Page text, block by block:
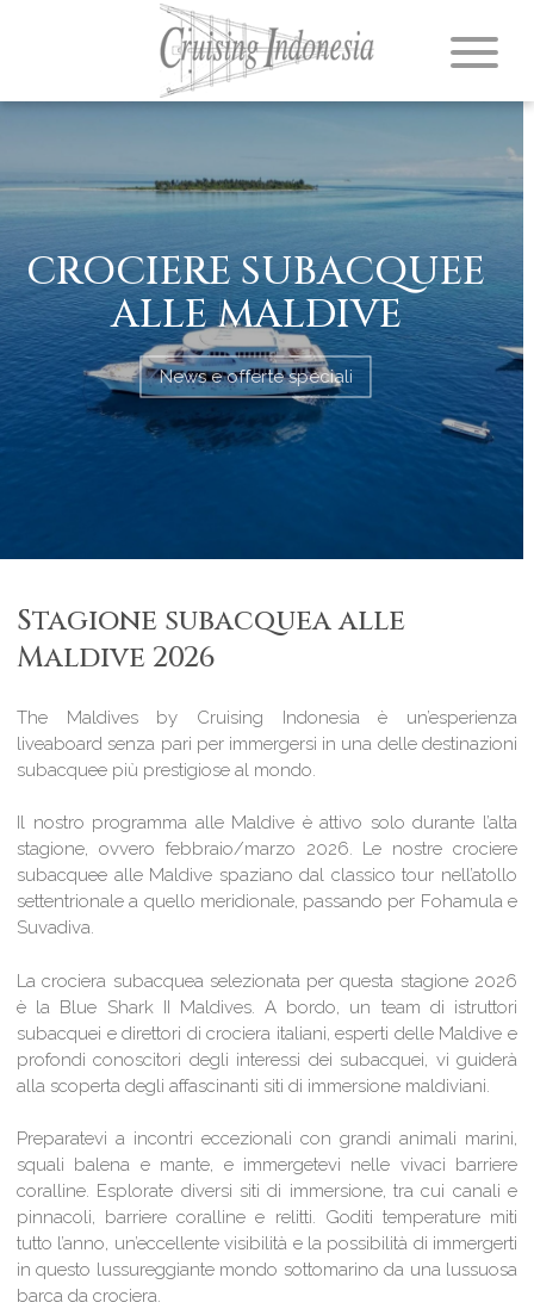
CROCIERE SUBACQUEE
ALLE MALDIVE
News e offerte speciali
Stagione subacquea alle
Maldive 2026
The Maldives by Cruising Indonesia è un’esperienza
liveaboard senza pari per immergersi in una delle destinazioni
subacquee più prestigiose al mondo.
Il nostro programma alle Maldive è attivo solo durante l’alta
stagione, ovvero febbraio/marzo 2026. Le nostre crociere
subacquee alle Maldive spaziano dal classico tour nell’atollo
settentrionale a quello meridionale, passando per Fohamula e
Suvadiva.
La crociera subacquea selezionata per questa stagione 2026
è la Blue Shark II Maldives. A bordo, un team di istruttori
subacquei e direttori di crociera italiani, esperti delle Maldive e
profondi conoscitori degli interessi dei subacquei, vi guiderà
alla scoperta degli affascinanti siti di immersione maldiviani.
Preparatevi a incontri eccezionali con grandi animali marini,
squali balena e mante, e immergetevi nelle vivaci barriere
coralline. Esplorate diversi siti di immersione, tra cui canali e
pinnacoli, barriere coralline e relitti. Goditi temperature miti
tutto l’anno, un’eccellente visibilità e la possibilità di immergerti
in questo lussureggiante mondo sottomarino da una lussuosa
barca da crociera.